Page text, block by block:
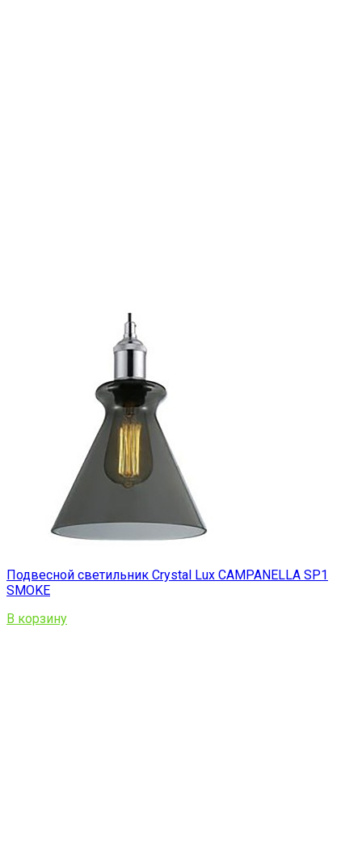
Подвесной светильник Crystal Lux CAMPANELLA SP1
SMOKE
В корзину